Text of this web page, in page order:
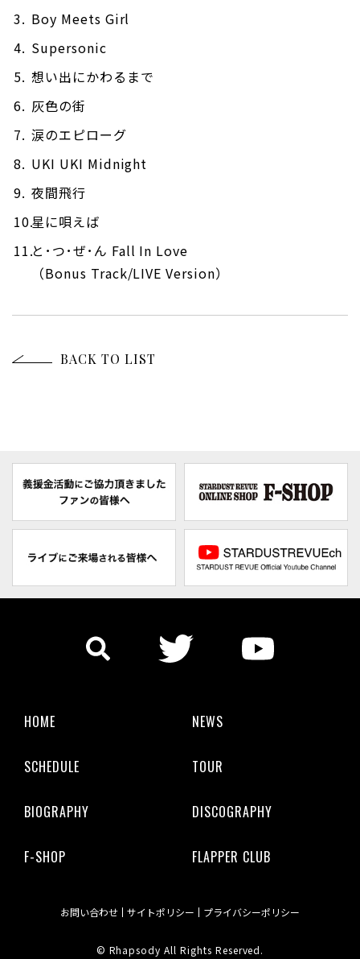
Boy Meets Girl
Supersonic
想い出にかわるまで
灰色の街
涙のエピローグ
UKI UKI Midnight
夜間飛行
星に唄えば
と･つ･ぜ･ん Fall In Love
（Bonus Track/LIVE Version）
BACK TO LIST
HOME NEWS
SCHEDULE TOUR
BIOGRAPHY DISCOGRAPHY
F-SHOP FLAPPER CLUB
お問い合わせ サイトポリシー プライバシーポリシー
© Rhapsody All Rights Reserved.